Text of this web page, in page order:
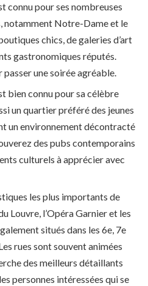
connu pour ses nombreuses
Notre-Dame et le
chics, de galeries d’art
gastronomiques réputés.
passer une soirée agréable.
bien connu pour sa célèbre
un quartier préféré des jeunes
un environnement décontracté
des pubs contemporains
culturels à apprécier avec
les plus importants de
Louvre, l’Opéra Garnier et les
situés dans les 6e, 7e
rues sont souvent animées
des meilleurs détaillants
personnes intéressées qui se